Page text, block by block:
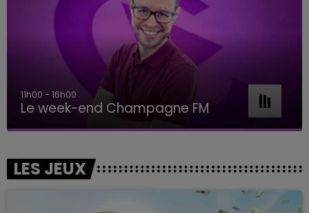
11h00 - 16h00
Le week-end Champagne FM
LES JEUX